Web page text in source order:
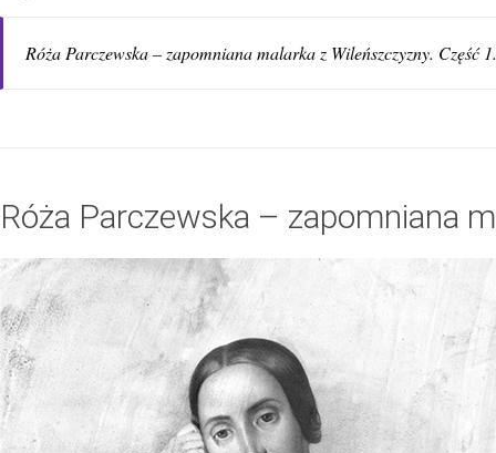
Róża Parczewska – zapomniana malarka z Wileńszczyzny. Część 1.
Róża Parczewska – zapomniana